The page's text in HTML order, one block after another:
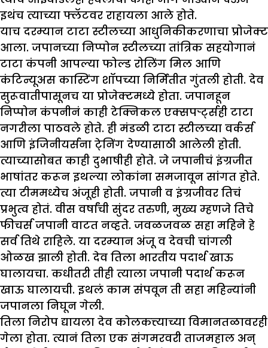
इथंच त्याच्या फ्लॅटवर राहायला आले होते.
याच दरम्यान टाटा स्टीलच्या आधुनिकीकरणाचा प्रोजेक्ट
आला. जपानच्या निप्पोन स्टीलच्या तांत्रिक सहयोगानं
टाटा कंपनी आपल्या फोल्ड रोलिंग मिल आणि
कंटिन्यूअस कास्टिंग शॉपच्या निर्मितीत गुंतली होती. देव
सुरूवातीपासूनच या प्रोजेक्टमध्ये होता. जपानहून
निप्पोन कंपनीनं काही टेक्निकल एक्सपर्र्ट्सही टाटा
नगरीला पाठवले होते. ही मंडळी टाटा स्टीलच्या वर्कर्स
आणि इंजिनीयर्सना टे्निंग देण्यासाठी आलेली होती.
त्याच्यासोबत काही दुभाषीही होते. जे जपानीचं इंग्रजीत
भाषांतर करून इथल्या लोकांना समजावून सांगत होते.
त्या टीममध्येच अंजूही होती. जपानी व इंग्रजीवर तिचं
प्रभुत्व होतं. वीस वर्षांची सुंदर तरुणी, मुख्य म्हणजे तिचे
फीचर्स जपानी वाटत नव्हते. जवळजवळ सहा महिने हे
सर्व तिथे राहिले. या दरम्यान अंजू व देवची चांगली
ओळख झाली होती. देव तिला भारतीय पदार्थ खाऊ
घालायचा. कधीतरी तीही त्याला जपानी पदार्थ करून
खाऊ घालायची. इथलं काम संपवून ती सहा महिन्यांनी
जपानला निघून गेली.
तिला निरोप द्यायला देव कोलकत्त्याच्या विमानतळावरही
गेला होता. त्यानं तिला एक संगमरवरी ताजमहाल अन्